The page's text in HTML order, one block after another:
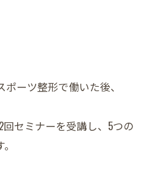
ーツ整形で働いた後、
セミナーを受講し、5つの